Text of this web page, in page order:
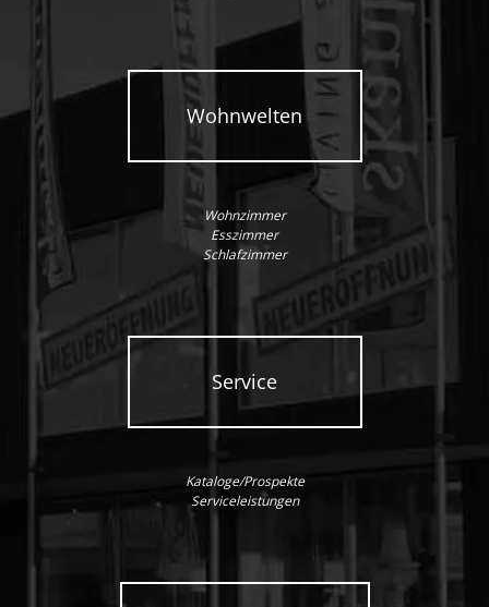
Wohnwelten
Wohnzimmer
Esszimmer
Schlafzimmer
Service
Kataloge/Prospekte
Serviceleistungen